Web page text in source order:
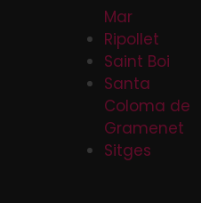
Mar
Ripollet
Saint Boi
Santa
Coloma de
Gramenet
Sitges